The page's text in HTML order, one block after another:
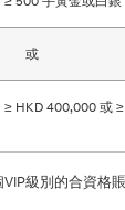
或
≥ HKD 400,000 或
級別的合資格